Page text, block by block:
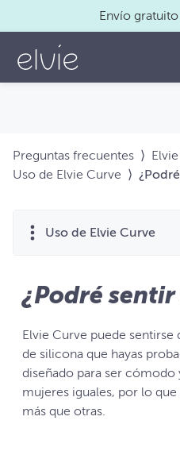
Envío
Preguntas frecuentes ⟩
Uso de Elvie Curve ⟩
Uso de Elvie Curve
¿Podré
Elvie Curve puede
de silicona que hayas
diseñado para ser
mujeres iguales, por lo
más que otras.